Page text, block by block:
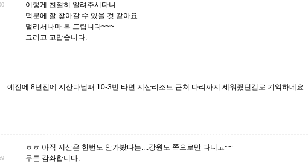
이렇게 친절히 알려주시다니...
덕분에 잘 찾아갈 수 있을 것 같아요.
멀리서나마 복 드립니다~~~
그리고 고맙습니다.
예전에 8년전에 지산다닐때 10-3번 타면 지산리조트 근처 다리까지 세워줬던걸로 기억하네요.
ㅎㅎ 아직 지산은 한번도 안가봤다는....강원도 쪽으로만 다니고~~
무튼 감솨합니다.